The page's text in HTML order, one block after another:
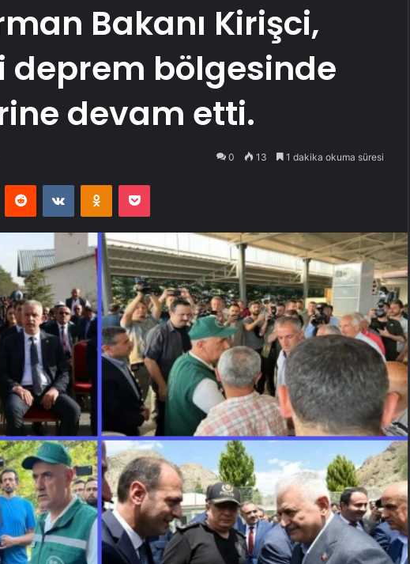
Bakanı Kirişci,
deprem bölgesinde
devam etti.
0 13 1 dakika okuma süresi
Reddit VKontakteOdnoklassniki
Pocket